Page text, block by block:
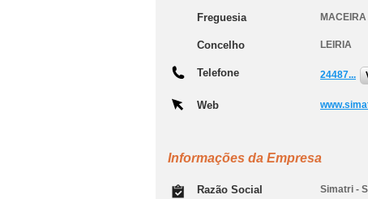
Freguesia
Concelho LEIRIA
Telefone 24487...
Web
Informações da Empresa
Razão Social Simatri -